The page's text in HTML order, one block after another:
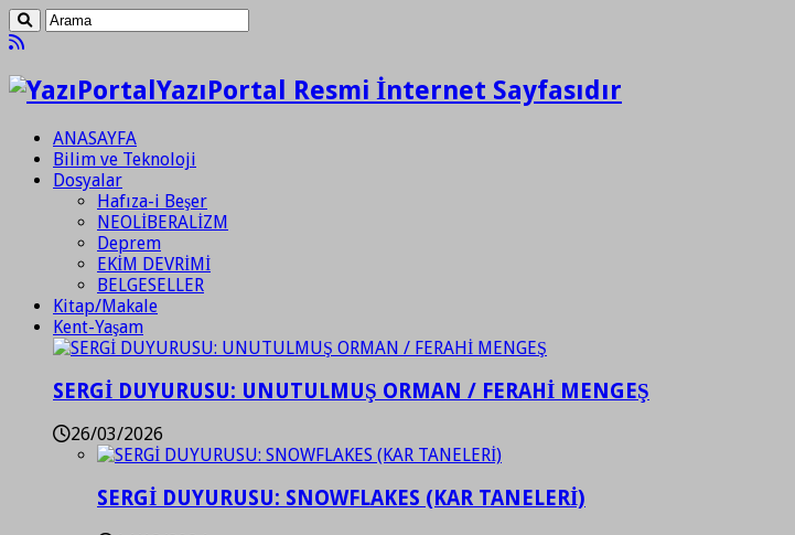
YazıPortal Resmi İnternet Sayfasıdır
ANASAYFA
Bilim ve Teknoloji
Dosyalar
Hafıza-i Beşer
NEOLİBERALİZM
Deprem
EKİM DEVRİMİ
BELGESELLER
Kitap/Makale
Kent-Yaşam
SERGİ DUYURUSU: UNUTULMUŞ ORMAN / FERAHİ MENGEŞ
26/03/2026
SERGİ DUYURUSU: SNOWFLAKES (KAR TANELERİ)